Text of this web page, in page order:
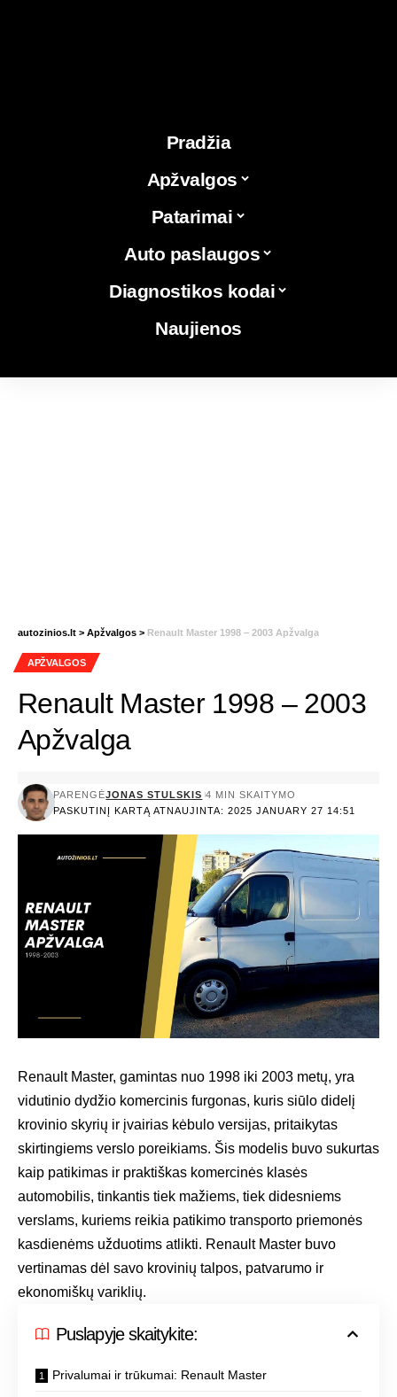
Pradžia
Apžvalgos
Patarimai
Auto paslaugos
Diagnostikos kodai
Naujienos
autozinios.lt > Apžvalgos > Renault Master 1998 – 2003 Apžvalga
APŽVALGOS
Renault Master 1998 – 2003
Apžvalga
PASKUTINĮ KARTĄ ATNAUJINTA: 2025 JANUARY 27 14:51
PARENGĖJONAS STULSKIS 4 MIN SKAITYMO
Renault Master, gamintas nuo 1998 iki 2003 metų, yra
vidutinio dydžio komercinis furgonas, kuris siūlo didelį
krovinio skyrių ir įvairias kėbulo versijas, pritaikytas
skirtingiems verslo poreikiams. Šis modelis buvo sukurtas
kaip patikimas ir praktiškas komercinės klasės
automobilis, tinkantis tiek mažiems, tiek didesniems
verslams, kuriems reikia patikimo transporto priemonės
kasdienėms užduotims atlikti. Renault Master buvo
vertinamas dėl savo krovinių talpos, patvarumo ir
ekonomiškų variklių.
Puslapyje skaitykite:
Privalumai ir trūkumai: Renault Master